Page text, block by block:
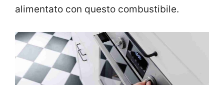
alimentato con questo combustibile.